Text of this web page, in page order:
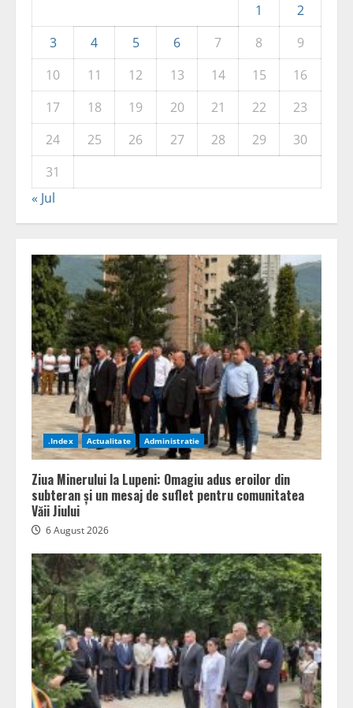
1
2
3
4 5 6 7 8
9
10
11 12 13 14 15
16
17
18 19 20 21 22
23
24
25 26 27 28 29
30
31
« Jul
.Index Actualitate Administratie
Ziua Minerului la Lupeni: Omagiu adus eroilor din
subteran și un mesaj de suflet pentru comunitatea
Văii Jiului
6 August 2026